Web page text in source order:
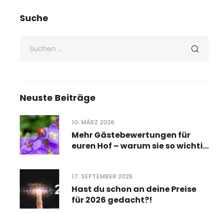
Suche
Neuste Beiträge
Mehr Gästebewertungen für
euren Hof – warum sie so wichtig
10. MÄRZ 2026
Hast du schon an deine Preise
für 2026 gedacht?!
17. SEPTEMBER 2025